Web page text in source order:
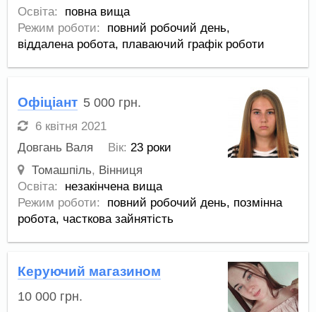
Освіта:
повна вища
Режим роботи:
повний робочий день,
віддалена робота, плаваючий графік роботи
Офіціант 5 000 грн.
6 квітня 2021
Довгань Валя
Вік: 23 роки
Томашпіль, Вінниця
Освіта:
незакінчена вища
Режим роботи:
повний робочий день, позмінна
робота, часткова зайнятість
Керуючий магазином
10 000 грн.